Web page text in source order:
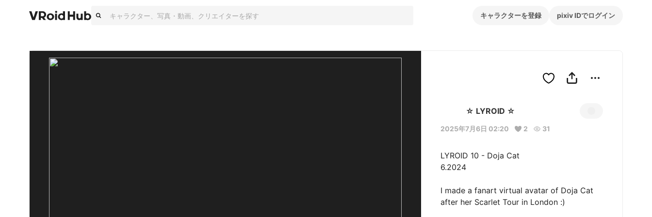
キャラクターを登録 pixiv IDでログイン
☆ LYROID ☆
2025年7月6日 02:20 2 31
LYROID 10 - Doja Cat
6.2024
I made a fanart virtual avatar of Doja Cat
after her Scarlet Tour in London :)